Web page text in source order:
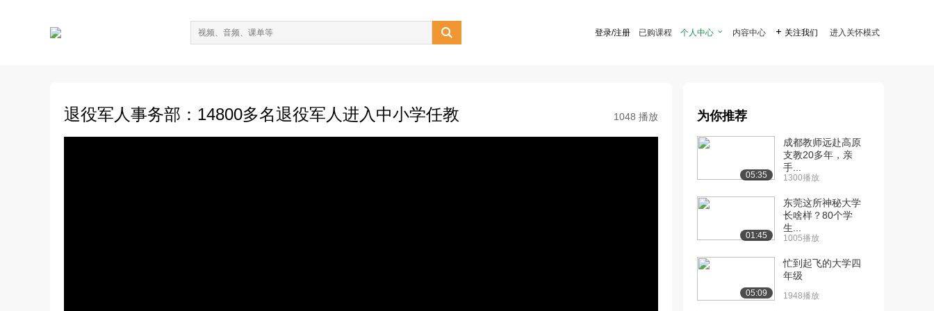
 登录/注册 已购课程 个人中心  内容中心  关注我们 进入关怀模式
退役军人事务部：14800多名退役军人进入中小学任教 1048 播放 为你推荐
05:35
成都教师远赴高原
支教20多年，亲
手...
1300播放
01:45
东莞这所神秘大学
长啥样？80个学
生...
1005播放
05:09
忙到起飞的大学四
年级
1948播放